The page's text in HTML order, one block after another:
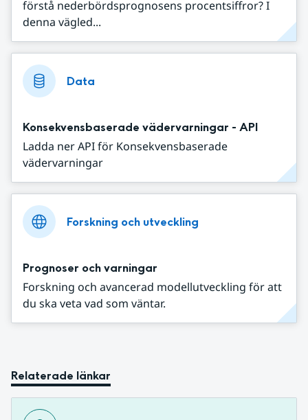
förstå nederbördsprognosens procentsiffror? I
denna vägled...
Data
Konsekvensbaserade vädervarningar - API
Ladda ner API för Konsekvensbaserade
vädervarningar
Forskning och utveckling
Prognoser och varningar
Forskning och avancerad modellutveckling för att
du ska veta vad som väntar.
Relaterade länkar